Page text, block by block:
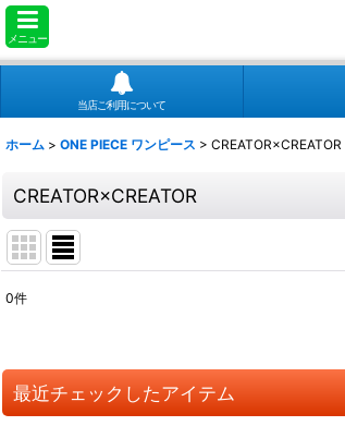
メニュー
当店ご利用について
ホーム > ONE PIECE ワンピース > CREATOR×CREATOR
CREATOR×CREATOR
並び順:
0件
最近チェックしたアイテム